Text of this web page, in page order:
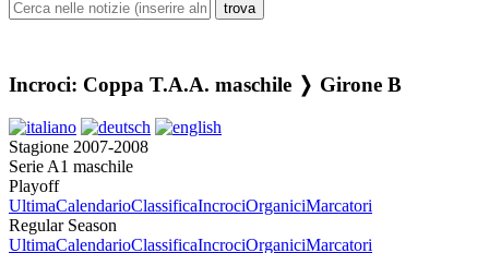
Incroci: Coppa T.A.A. maschile ❭ Girone B
Stagione 2007-2008
Serie A1 maschile
Playoff
UltimaCalendarioClassificaIncrociOrganiciMarcatori
Regular Season
UltimaCalendarioClassificaIncrociOrganiciMarcatori